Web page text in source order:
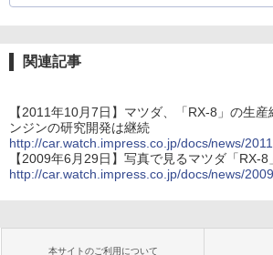
関連記事
【2011年10月7日】マツダ、「RX-8」の生
ンジンの研究開発は継続
http://car.watch.impress.co.jp/docs/news/
【2009年6月29日】写真で見るマツダ「RX-8」
http://car.watch.impress.co.jp/docs/news/
本サイトのご利用について